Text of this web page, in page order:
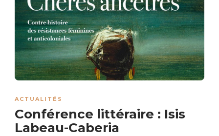
ACTUALITÉS
Conférence littéraire : Isis
Labeau-Caberia